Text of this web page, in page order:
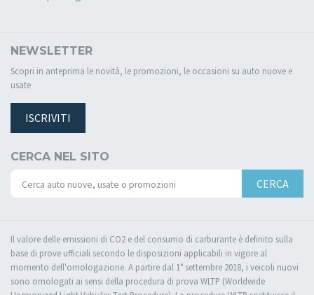
NEWSLETTER
Scopri in anteprima le novità, le promozioni, le occasioni su auto nuove e
usate
ISCRIVITI
CERCA NEL SITO
CERCA
Il valore delle emissioni di CO2 e del consumo di carburante è definito sulla
base di prove ufficiali secondo le disposizioni applicabili in vigore al
momento dell'omologazione. A partire dal 1° settembre 2018, i veicoli nuovi
sono omologati ai sensi della procedura di prova WLTP (Worldwide